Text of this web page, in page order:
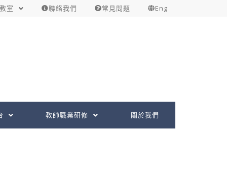
室 聯絡我們 常見問題 Eng
教師職業研修 關於我們